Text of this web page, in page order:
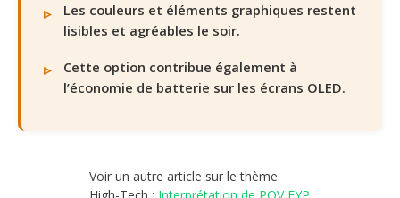
Les couleurs et éléments graphiques restent
lisibles et agréables le soir.
Cette option contribue également à
l’économie de batterie sur les écrans OLED.
Voir un autre article sur le thème